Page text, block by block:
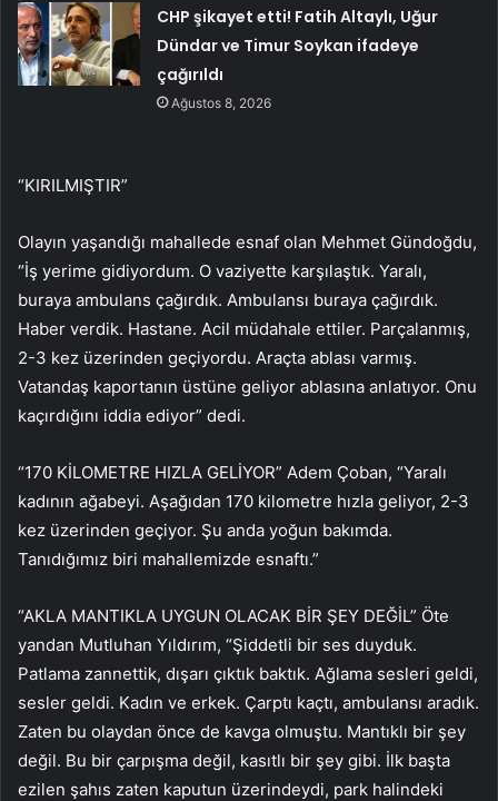
CHP şikayet etti! Fatih Altaylı, Uğur
Dündar ve Timur Soykan ifadeye
çağırıldı
Ağustos 8, 2026
“KIRILMIŞTIR”
Olayın yaşandığı mahallede esnaf olan Mehmet Gündoğdu,
“İş yerime gidiyordum. O vaziyette karşılaştık. Yaralı,
buraya ambulans çağırdık. Ambulansı buraya çağırdık.
Haber verdik. Hastane. Acil müdahale ettiler. Parçalanmış,
2-3 kez üzerinden geçiyordu. Araçta ablası varmış.
Vatandaş kaportanın üstüne geliyor ablasına anlatıyor. Onu
kaçırdığını iddia ediyor” dedi.
“170 KİLOMETRE HIZLA GELİYOR” Adem Çoban, “Yaralı
kadının ağabeyi. Aşağıdan 170 kilometre hızla geliyor, 2-3
kez üzerinden geçiyor. Şu anda yoğun bakımda.
Tanıdığımız biri mahallemizde esnaftı.”
“AKLA MANTIKLA UYGUN OLACAK BİR ŞEY DEĞİL” Öte
yandan Mutluhan Yıldırım, “Şiddetli bir ses duyduk.
Patlama zannettik, dışarı çıktık baktık. Ağlama sesleri geldi,
sesler geldi. Kadın ve erkek. Çarptı kaçtı, ambulansı aradık.
Zaten bu olaydan önce de kavga olmuştu. Mantıklı bir şey
değil. Bu bir çarpışma değil, kasıtlı bir şey gibi. İlk başta
ezilen şahıs zaten kaputun üzerindeydi, park halindeki